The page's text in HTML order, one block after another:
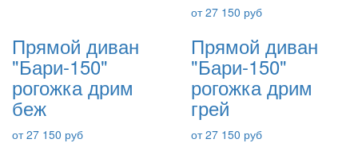
от 27 150 руб
Прямой диван
"Бари-150"
рогожка дрим
беж
от 27 150 руб
Прямой диван
"Бари-150"
рогожка дрим
грей
от 27 150 руб